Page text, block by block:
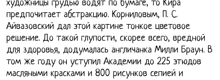
художницы грудью водят по бумаге, то Кира
предпочитает абстракцию. Корниловым, П. С.
Айвазовский дал этой картине тонкое цветовое
решение. До такой глупости, скорее всего, вредной
для здоровья, додумалась англичанка Милли Браун. В
том же году он уступил Академии до 225 этюдов
масляными красками и 800 рисунков сепией и